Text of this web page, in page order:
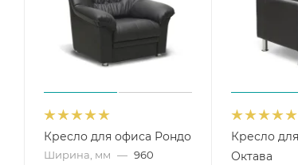
Кресло для офиса Рондо
Ширина, мм — 960
Кресло
Октава